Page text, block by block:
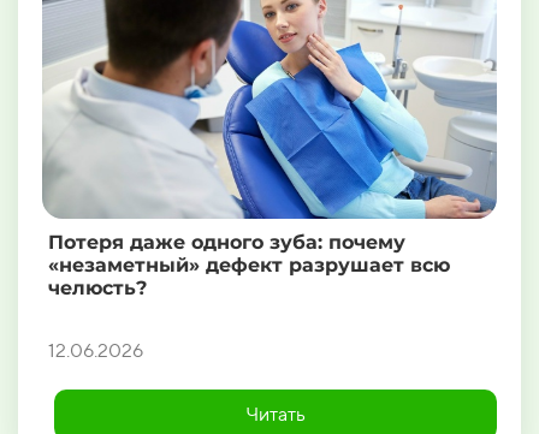
Потеря даже одного зуба: почему
«незаметный» дефект разрушает всю
челюсть?
12.06.2026
Читать